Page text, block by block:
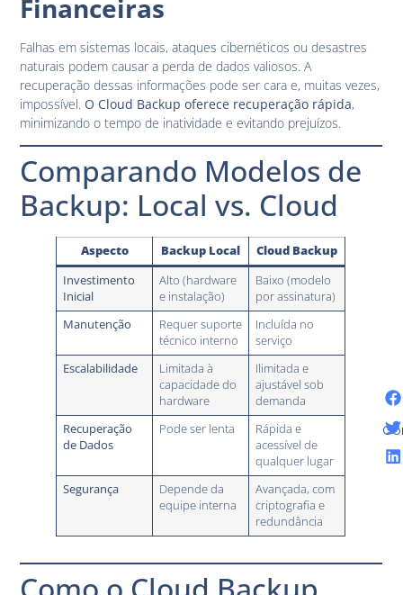
Financeiras
Falhas em sistemas locais, ataques cibernéticos ou desastres
naturais podem causar a perda de dados valiosos. A
recuperação dessas informações pode ser cara e, muitas vezes,
impossível. O Cloud Backup oferece recuperação rápida,
minimizando o tempo de inatividade e evitando prejuízos.
Comparando Modelos de
Backup: Local vs. Cloud
Aspecto Backup Local
Cloud Backup
Investimento
Inicial
Alto (hardware
e instalação)
Baixo (modelo
por assinatura)
Manutenção
Requer suporte
técnico interno
Incluída no
serviço
Escalabilidade
Limitada à
capacidade do
hardware
Ilimitada e
ajustável sob
demanda
Recuperação
de Dados
Pode ser lenta
Rápida e
acessível de
qualquer lugar
Segurança
Depende da
equipe interna
Avançada, com
criptografia e
redundância